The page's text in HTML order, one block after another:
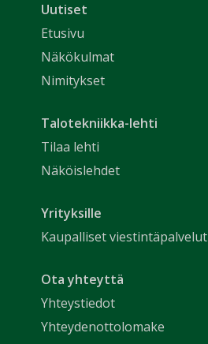
Uutiset
Etusivu
Näkökulmat
Nimitykset
Talotekniikka-lehti
Tilaa lehti
Näköislehdet
Yrityksille
Kaupalliset viestintäpalvelut
Ota yhteyttä
Yhteystiedot
Yhteydenottolomake